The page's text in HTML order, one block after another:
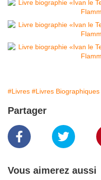
#Livres #Livres Biographiques
Partager
Vous aimerez aussi